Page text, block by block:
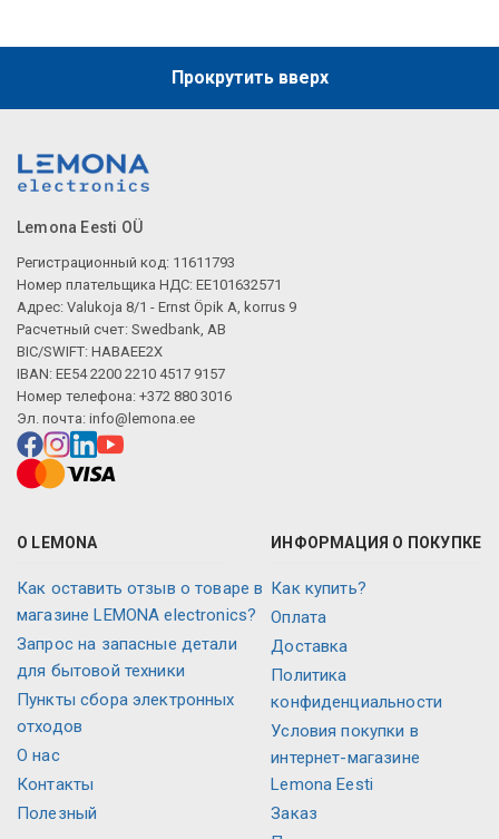
Описание искусственного интеллекта
Описание искусственного интеллекта
Прокрутить вверх
Lemona Eesti OÜ
Регистрационный код: 11611793
Номер плательщика НДС: EE101632571
Адрес: Valukoja 8/1 - Ernst Öpik A, korrus 9
Расчетный счет: Swedbank, AB
BIC/SWIFT: HABAEE2X
IBAN: EE54 2200 2210 4517 9157
Номер телефона: +372 880 3016
Эл. почта: info@lemona.ee
О LEMONA
Как оставить отзыв о товаре в
магазине LEMONA electronics?
Запрос на запасные детали
для бытовой техники
Пункты сбора электронных
отходов
О нас
Контакты
Полезный
ИНФОРМАЦИЯ О ПОКУПКЕ
Как купить?
Оплата
Доставка
Политика
конфиденциальности
Условия покупки в
интернет-магазине
Lemona Eesti
Заказ